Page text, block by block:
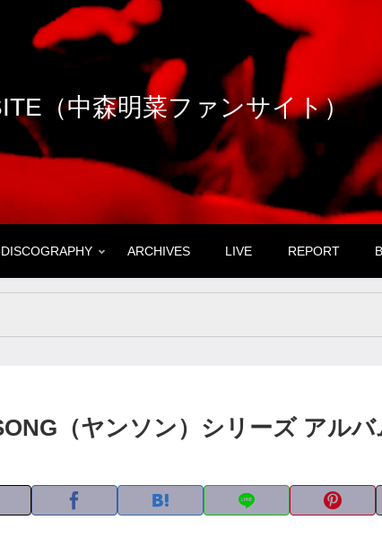
（中森明菜ファンサイト）
DISCOGRAPHY ARCHIVES LIVE REPORT
（ヤンソン）シリーズ アル